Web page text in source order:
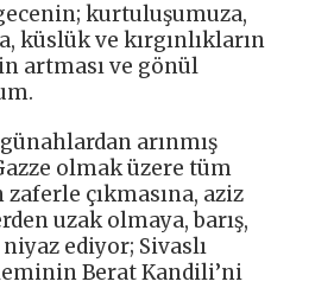
kurtuluşumuza,
küslük ve kırgınlıkların
artması ve gönül
arınmış
olmak üzere tüm
çıkmasına, aziz
uzak olmaya, barış,
ediyor; Sivaslı
Berat Kandili’ni